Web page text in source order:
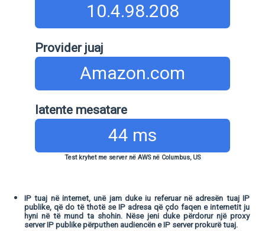
10.4.98.208
Provider juaj
Amazon.com
latente mesatare
44 ms
Test kryhet me server në AWS në Columbus, US
IP tuaj në internet, unë jam duke iu referuar në adresën tuaj IP
publike, që do të thotë se IP adresa që çdo faqen e internetit ju
hyni në të mund ta shohin. Nëse jeni duke përdorur një proxy
server IP publike përputhen audiencën e IP server prokurë tuaj.